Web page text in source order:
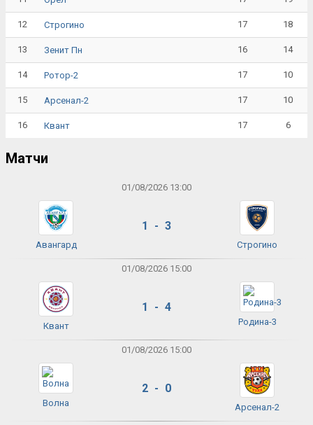
12 Строгино 17 18
13 Зенит Пн 16 14
14 Ротор-2 17 10
15 Арсенал-2 17 10
16 Квант 17 6
Матчи
01/08/2026 13:00
Авангард
1 - 3
Строгино
01/08/2026 15:00
Квант
1 - 4
Родина-3
01/08/2026 15:00
Волна
2 - 0
Арсенал-2